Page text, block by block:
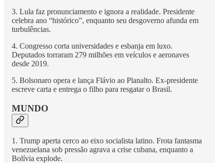
3. Lula faz pronunciamento e ignora a realidade. Presidente
celebra ano “histórico”, enquanto seu desgoverno afunda em
turbulências.
4. Congresso corta universidades e esbanja em luxo.
Deputados torraram 279 milhões em veículos e aeronaves
desde 2019.
5. Bolsonaro opera e lança Flávio ao Planalto. Ex-presidente
escreve carta e entrega o filho para resgatar o Brasil.
MUNDO
1. Trump aperta cerco ao eixo socialista latino. Frota fantasma
venezuelana sob pressão agrava a crise cubana, enquanto a
Bolívia explode.